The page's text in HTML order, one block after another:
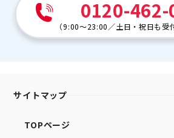
0120-462-
（9:00～23:00 ／土日・祝日も受
サイトマップ
TOPページ